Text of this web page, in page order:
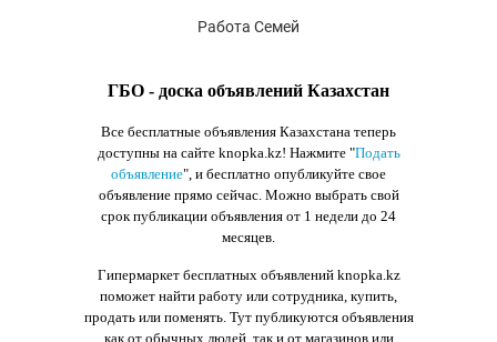
ГБО - доска объявлений Казахстан
Все бесплатные объявления Казахстана теперь
доступны на сайте knopka.kz! Нажмите "Подать
объявление", и бесплатно опубликуйте свое
объявление прямо сейчас. Можно выбрать свой
срок публикации объявления от 1 недели до 24
месяцев.
Гипермаркет бесплатных объявлений knopka.kz
поможет найти работу или сотрудника, купить,
продать или поменять. Тут публикуются объявления
как от обычных людей, так и от магазинов или
Работа Семей